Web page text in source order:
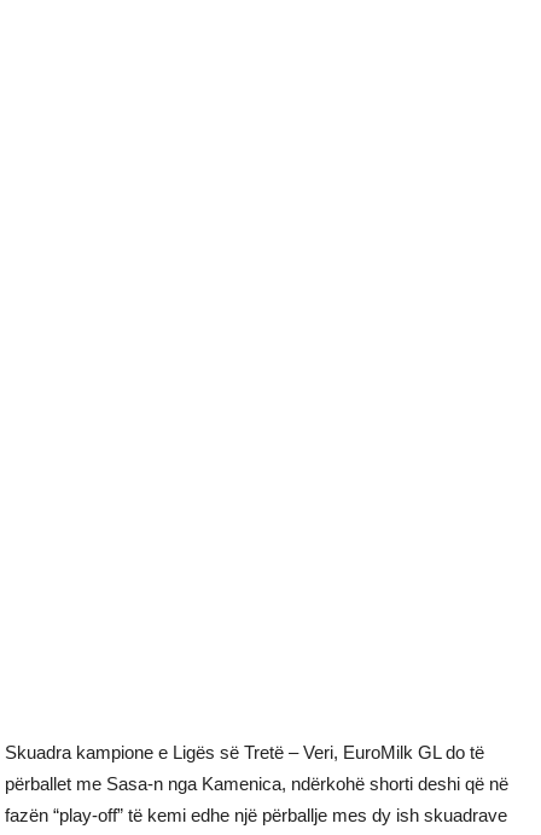
Skuadra kampione e Ligës së Tretë – Veri, EuroMilk GL do të
përballet me Sasa-n nga Kamenica, ndërkohë shorti deshi që në
fazën “play-off” të kemi edhe një përballje mes dy ish skuadrave